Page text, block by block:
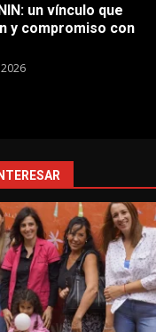
un vínculo que
y compromiso con